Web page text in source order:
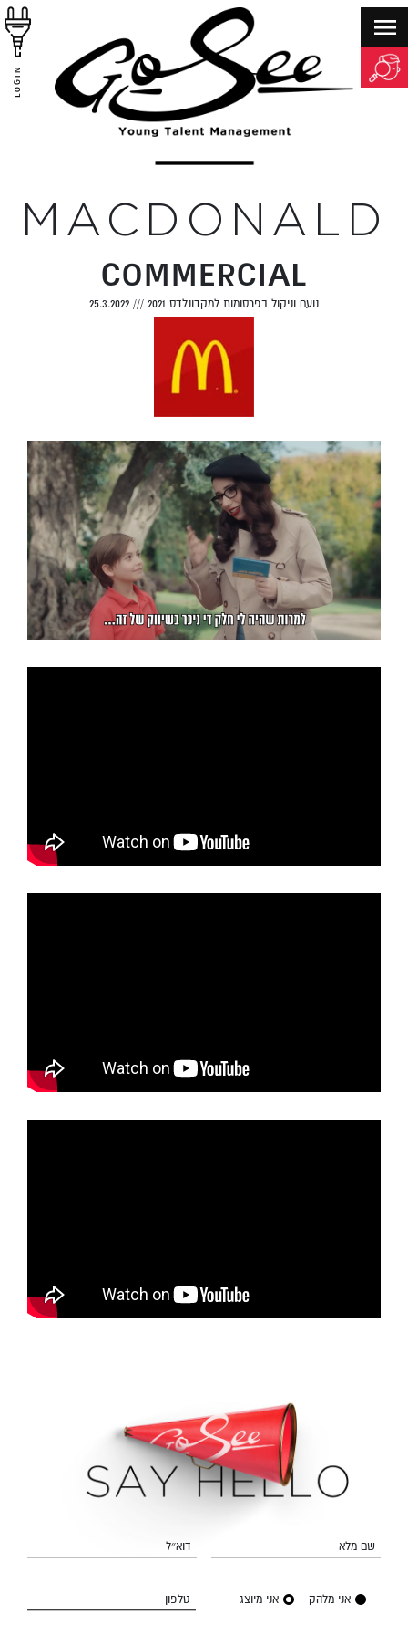
LOGIN
MACDONALD
COMMERCIAL
נועם וניקול בפרסומות למקדונלדס 2021 ///
25.3.2022
שם מלא דוא״ל
אני מלהק אני מיוצג טלפון